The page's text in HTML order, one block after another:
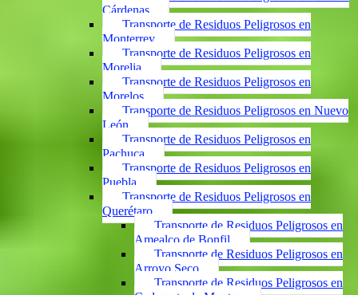
Cárdenas
Transporte de Residuos Peligrosos en
Monterrey
Transporte de Residuos Peligrosos en
Morelia
Transporte de Residuos Peligrosos en
Morelos
Transporte de Residuos Peligrosos en Nuevo
León
Transporte de Residuos Peligrosos en
Pachuca
Transporte de Residuos Peligrosos en
Puebla
Transporte de Residuos Peligrosos en
Querétaro
Transporte de Residuos Peligrosos en
Amealco de Bonfil
Transporte de Residuos Peligrosos en
Arroyo Seco
Transporte de Residuos Peligrosos en